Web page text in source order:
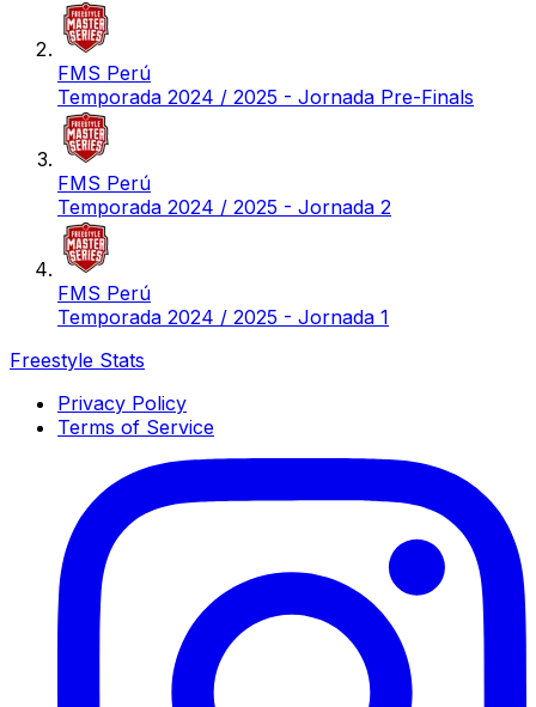
FMS Perú
Temporada 2024 / 2025 - Jornada Pre-Finals
FMS Perú
Temporada 2024 / 2025 - Jornada 2
FMS Perú
Temporada 2024 / 2025 - Jornada 1
Freestyle Stats
Privacy Policy
Terms of Service